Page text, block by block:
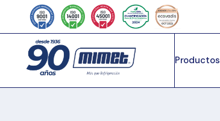
Productos